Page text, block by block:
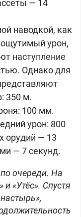
— 14
наводкой, как
урон,
наступление
Однако для
350 м.
100 мм.
урон: 800
орудий — 13
— 7 секунд.
очереди. На
и «Утёс». Спустя